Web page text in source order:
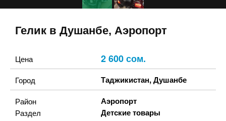
Гелик в Душанбе, Аэропорт
Цена 2 600 сом.
Город Таджикистан,Душанбе
Район Аэропорт
Раздел Детские товары